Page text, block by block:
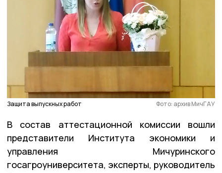
Защита выпускных работ Фото: архив МичГАУ
В состав аттестационной комиссии вошли
представители Института экономики и
управления Мичуринского
госагроуниверситета, эксперты, руководитель